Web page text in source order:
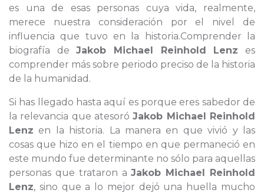
es una de esas personas cuya vida, realmente,
merece nuestra consideración por el nivel de
influencia que tuvo en la historia.Comprender la
biografía deJakob Michael Reinhold Lenz es
comprender más sobre periodo preciso de la historia
de la humanidad.
Si has llegado hasta aquí es porque eres sabedor de
la relevancia que atesoróJakob Michael Reinhold
Lenz en la historia. La manera en que vivió y las
cosas que hizo en el tiempo en que permaneció en
este mundo fue determinante no sólo para aquellas
personas que trataron aJakob Michael Reinhold
Lenz, sino que a lo mejor dejó una huella mucho